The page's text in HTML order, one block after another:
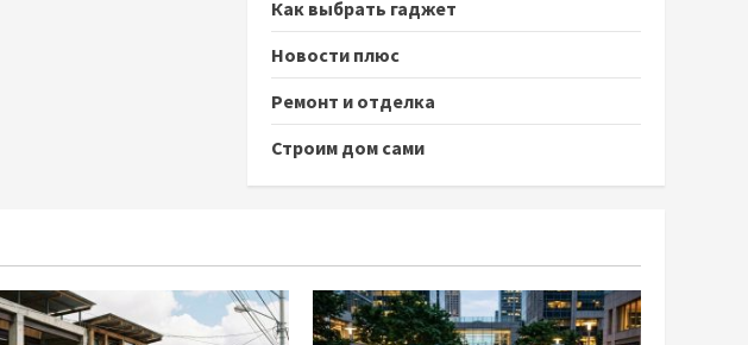
Как выбрать гаджет
Новости плюс
Ремонт и отделка
Строим дом сами